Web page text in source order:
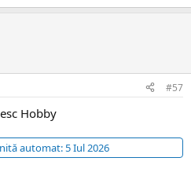
#57
Hobby
automat: 5 Iul 2026